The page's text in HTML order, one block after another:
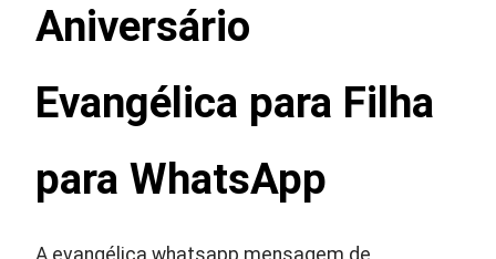
Aniversário
Evangélica para Filha
para WhatsApp